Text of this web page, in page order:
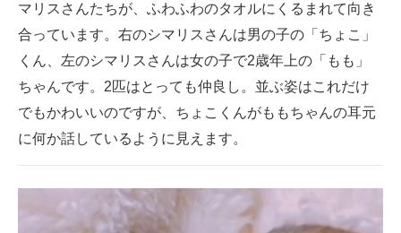
マリスさんたちが、ふわふわのタオルにくるまれて向き
合っています。右のシマリスさんは男の子の「ちょこ」
くん、左のシマリスさんは女の子で2歳年上の「もも」
ちゃんです。2匹はとっても仲良し。並ぶ姿はこれだけ
でもかわいいのですが、ちょこくんがももちゃんの耳元
に何か話しているように見えます。